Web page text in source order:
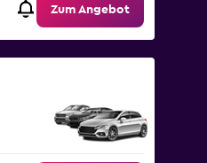
Zum Angebot